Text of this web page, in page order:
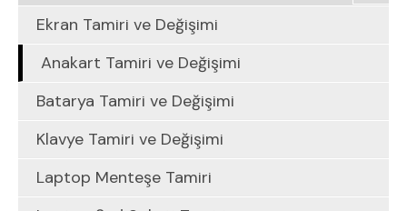
Ekran Tamiri ve Değişimi
Anakart Tamiri ve Değişimi
Batarya Tamiri ve Değişimi
Klavye Tamiri ve Değişimi
Laptop Menteşe Tamiri